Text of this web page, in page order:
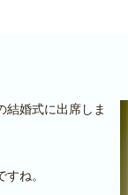
結婚式に出席しま
ね。